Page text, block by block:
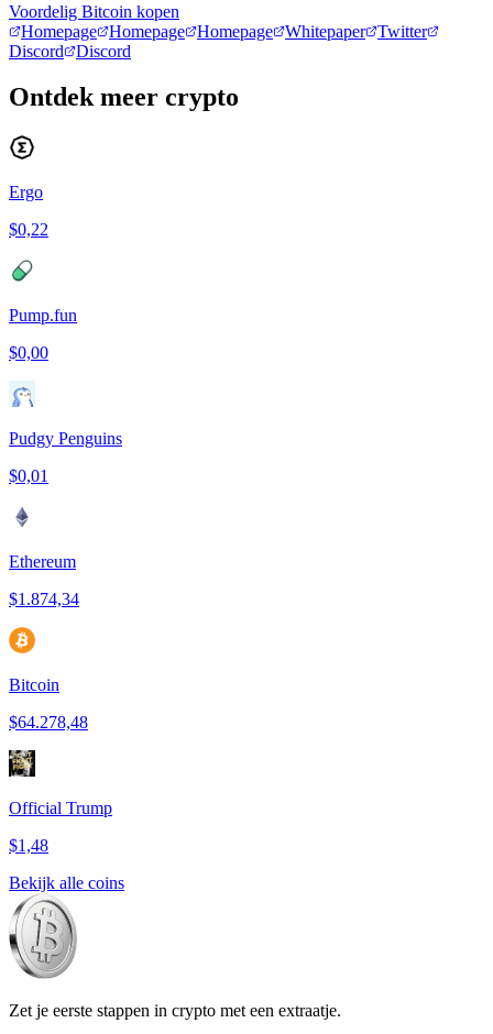
Voordelig Bitcoin kopen
Homepage
Homepage Homepage Whitepaper
Twitter
Discord
Discord
Ontdek meer crypto
Ergo
$0,22
Pump.fun
$0,00
Pudgy Penguins
$0,01
Ethereum
$1.874,34
Bitcoin
$64.278,48
Official Trump
$1,48
Bekijk alle coins
Zet je eerste stappen in crypto met een extraatje.